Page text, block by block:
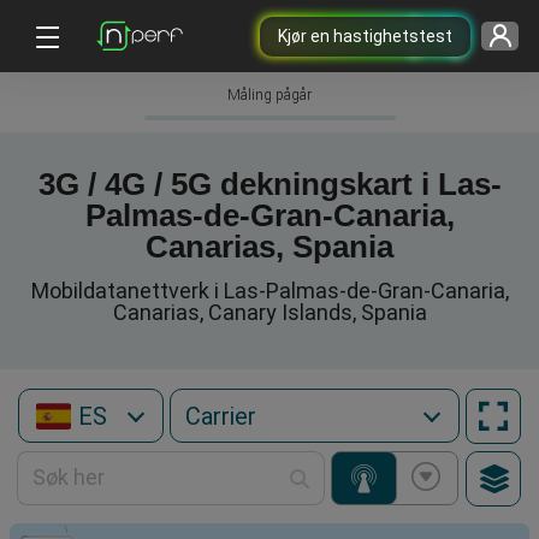
Kjør en hastighetstest
Måling pågår
3G / 4G / 5G dekningskart i Las-
Palmas-de-Gran-Canaria,
Canarias, Spania
Mobildatanettverk i Las-Palmas-de-Gran-Canaria,
Canarias, Canary Islands, Spania
ES